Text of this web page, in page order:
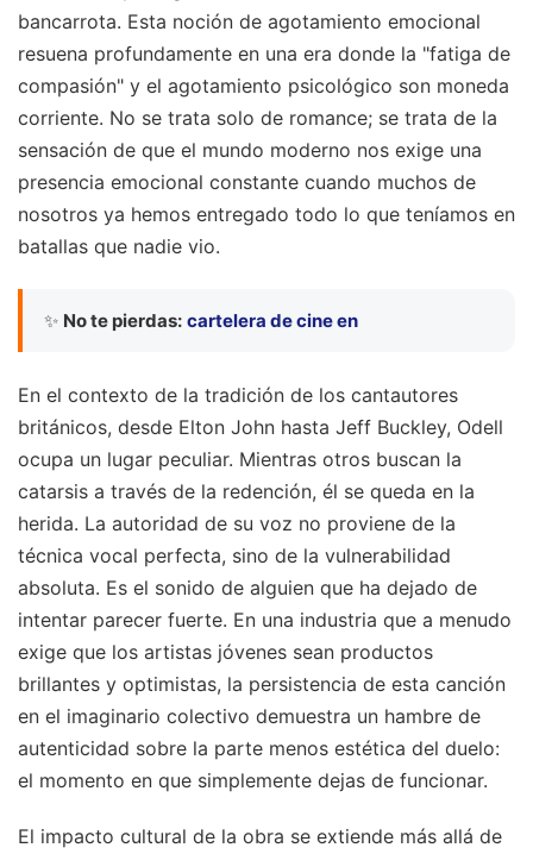
bancarrota. Esta noción de agotamiento emocional
resuena profundamente en una era donde la "fatiga de
compasión" y el agotamiento psicológico son moneda
corriente. No se trata solo de romance; se trata de la
sensación de que el mundo moderno nos exige una
presencia emocional constante cuando muchos de
nosotros ya hemos entregado todo lo que teníamos en
batallas que nadie vio.
✨ No te pierdas: cartelera de cine en
En el contexto de la tradición de los cantautores
británicos, desde Elton John hasta Jeff Buckley, Odell
ocupa un lugar peculiar. Mientras otros buscan la
catarsis a través de la redención, él se queda en la
herida. La autoridad de su voz no proviene de la
técnica vocal perfecta, sino de la vulnerabilidad
absoluta. Es el sonido de alguien que ha dejado de
intentar parecer fuerte. En una industria que a menudo
exige que los artistas jóvenes sean productos
brillantes y optimistas, la persistencia de esta canción
en el imaginario colectivo demuestra un hambre de
autenticidad sobre la parte menos estética del duelo:
el momento en que simplemente dejas de funcionar.
El impacto cultural de la obra se extiende más allá de